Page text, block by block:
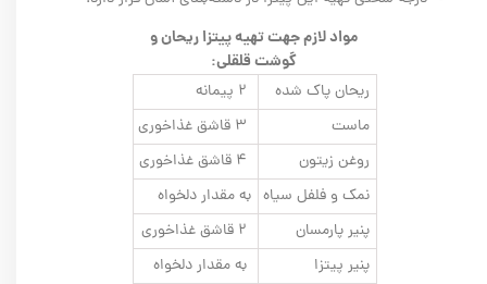
مواد لازم جهت تهیه پیتزا ریحان و
گوشت قلقلی:
ریحان پاک شده
ماست
روغن زیتون
نمک و فلفل سیاه به مقدار دلخواه
پنیر پارمسان
پنیر پیتزا
به مقدار دلخواه